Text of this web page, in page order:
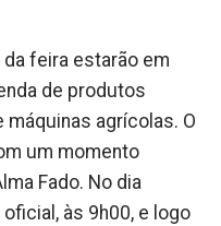
feira estarão em
de produtos
agrícolas. O
um momento
Fado. No dia
às 9h00, e logo